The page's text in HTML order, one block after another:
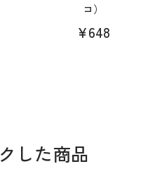
コ）
¥648
した商品